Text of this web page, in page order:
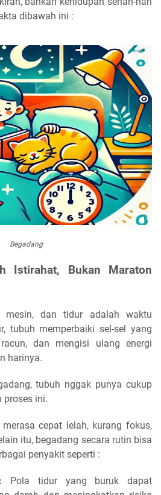
dibawah ini :
Begadang
Istirahat, Bukan Maraton
dan tidur adalah waktu
tubuh memperbaiki sel-sel yang
dan mengisi ulang energi
harinya.
tubuh nggak punya cukup
proses ini.
cepat lelah, kurang fokus,
itu, begadang secara rutin bisa
penyakit seperti :
Pola tidur yang buruk dapat